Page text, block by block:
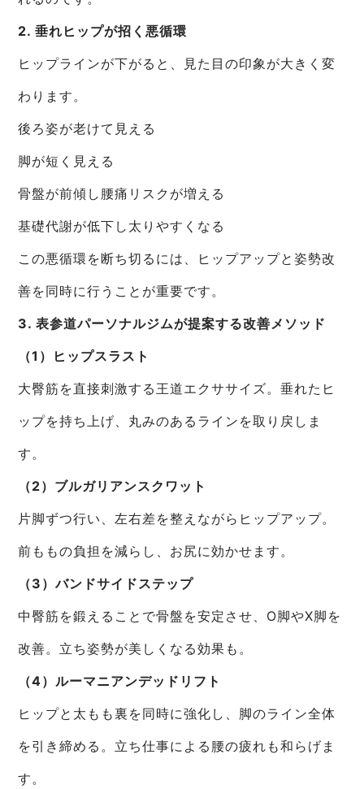
2. 垂れヒップが招く悪循環
ヒップラインが下がると、見た目の印象が大きく変
わります。
後ろ姿が老けて見える
脚が短く見える
骨盤が前傾し腰痛リスクが増える
基礎代謝が低下し太りやすくなる
この悪循環を断ち切るには、ヒップアップと姿勢改
善を同時に行うことが重要です。
3. 表参道パーソナルジムが提案する改善メソッド
（1）ヒップスラスト
大臀筋を直接刺激する王道エクササイズ。垂れたヒ
ップを持ち上げ、丸みのあるラインを取り戻しま
す。
（2）ブルガリアンスクワット
片脚ずつ行い、左右差を整えながらヒップアップ。
前ももの負担を減らし、お尻に効かせます。
（3）バンドサイドステップ
中臀筋を鍛えることで骨盤を安定させ、O脚やX脚を
改善。立ち姿勢が美しくなる効果も。
（4）ルーマニアンデッドリフト
ヒップと太もも裏を同時に強化し、脚のライン全体
を引き締める。立ち仕事による腰の疲れも和らげま
す。